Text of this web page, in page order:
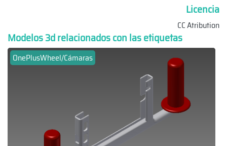
Licencia
CC Atribution
Modelos 3d relacionados con las etiquetas
OnePlusWheel/Cámaras